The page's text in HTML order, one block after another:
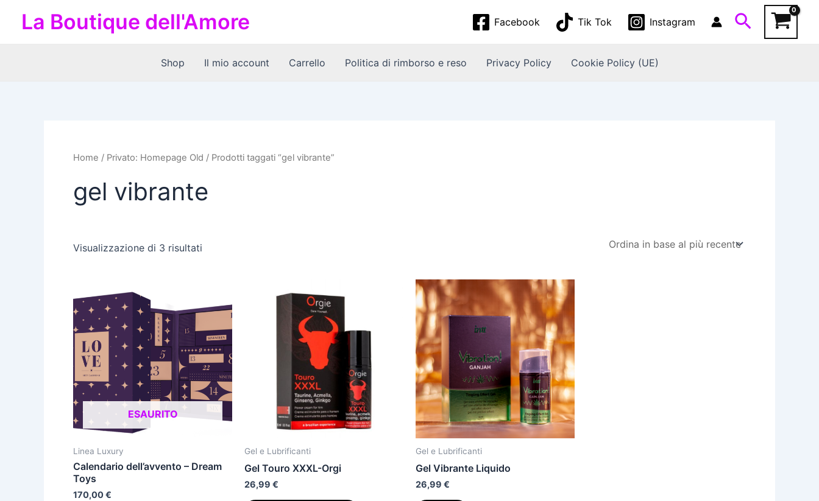
La Boutique dell'Amore Facebook Tik Tok Instagram Cerca
Shop Il mio account Carrello Politica di rimborso e reso Privacy Policy Cookie Policy (UE)
Home / Privato: Homepage Old / Prodotti taggati “gel vibrante”
gel vibrante
Visualizzazione di 3 risultati
base
ESAURITO
Linea Luxury
Calendario dell’avvento – Dream
Toys
170,00€
Gel e Lubrificanti
Gel Touro XXXL-Orgi
26,99 €
Gel e Lubrificanti
Gel Vibrante Liquido
26,99 €
Questo
prodotto
ha
più
varianti.
Le
opzioni
possono
essere
scelte